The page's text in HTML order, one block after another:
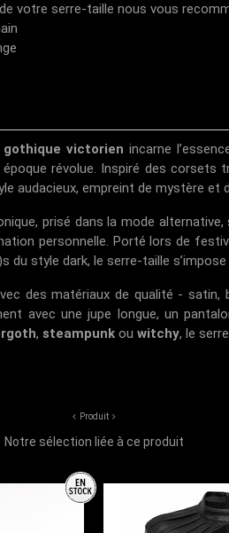
votre serre-taille nous vous
victorien incarne
époque révolue. Inspiré des
audacieux, empreint de mystère et
prisé dans la mode
personnelle. Porté lors de
du style dark, le serre-taille
des matériaux de qualité -
avec une jupe longue, un
,steampunk ouwitchy, le
Produit
Notre sélection liée à ce produit